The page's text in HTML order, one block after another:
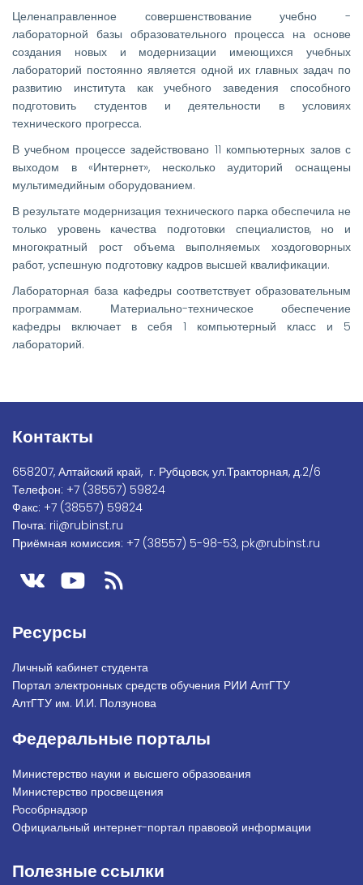
Целенаправленное совершенствование учебно -
лабораторной базы образовательного процесса на основе
создания новых и модернизации имеющихся учебных
лабораторий постоянно является одной их главных задач по
развитию института как учебного заведения способного
подготовить студентов и деятельности в условиях
технического прогресса.
В учебном процессе задействовано 11 компьютерных залов с
выходом в «Интернет», несколько аудиторий оснащены
мультимедийным оборудованием.
В результате модернизация технического парка обеспечила не
только уровень качества подготовки специалистов, но и
многократный рост объема выполняемых хоздоговорных
работ, успешную подготовку кадров высшей квалификации.
Лабораторная база кафедры соответствует образовательным
программам. Материально-техническое обеспечение
кафедры включает в себя 1 компьютерный класс и 5
лабораторий.
Контакты
658207, Алтайский край, г. Рубцовск, ул.Тракторная, д.2/6
Телефон: +7 (38557) 59824
Факс: +7 (38557) 59824
Почта: rii@rubinst.ru
Приёмная комиссия: +7 (38557) 5-98-53, pk@rubinst.ru
Ресурсы
Личный кабинет студента
Портал электронных средств обучения РИИ АлтГТУ
АлтГТУ им. И.И. Ползунова
Федеральные порталы
Министерство науки и высшего образования
Министерство просвещения
Рособрнадзор
Официальный интернет-портал правовой информации
Полезные ссылки